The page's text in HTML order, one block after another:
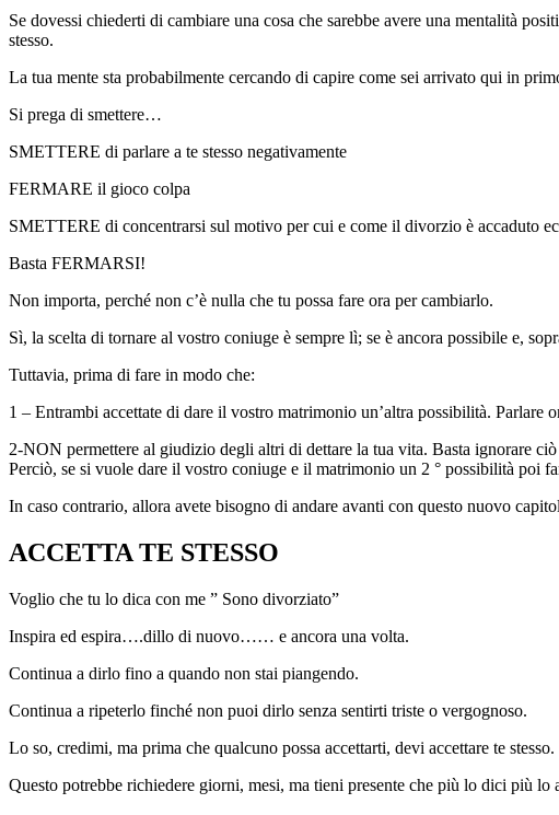
Se dovessi chiederti di cambiare una cosa che sarebbe avere una mentalità
stesso.
La tua mente sta probabilmente cercando di capire come sei arrivato qui in
Si prega di smettere…
SMETTERE di parlare a te stesso negativamente
FERMARE il gioco colpa
SMETTERE di concentrarsi sul motivo per cui e come il divorzio è accaduto
Basta FERMARSI!
Non importa, perché non c’è nulla che tu possa fare ora per cambiarlo.
Sì, la scelta di tornare al vostro coniuge è sempre lì; se è ancora possibile e,
Tuttavia, prima di fare in modo che:
1 – Entrambi accettate di dare il vostro matrimonio un’altra possibilità.
2-NON permettere al giudizio degli altri di dettare la tua vita. Basta ignorare
Perciò, se si vuole dare il vostro coniuge e il matrimonio un 2 ° possibilità poi
In caso contrario, allora avete bisogno di andare avanti con questo nuovo
ACCETTA TE STESSO
Voglio che tu lo dica con me ” Sono divorziato”
Inspira ed espira….dillo di nuovo…… e ancora una volta.
Continua a dirlo fino a quando non stai piangendo.
Continua a ripeterlo finché non puoi dirlo senza sentirti triste o vergognoso.
Lo so, credimi, ma prima che qualcuno possa accettarti, devi accettare te stesso.
Questo potrebbe richiedere giorni, mesi, ma tieni presente che più lo dici più lo